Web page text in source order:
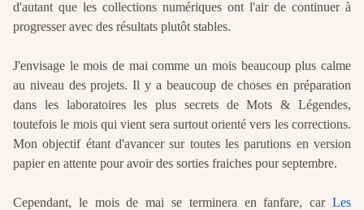
d'autant que les collections numériques ont l'air de continuer à
progresser avec des résultats plutôt stables.
J'envisage le mois de mai comme un mois beaucoup plus calme
au niveau des projets. Il y a beaucoup de choses en préparation
dans les laboratoires les plus secrets de Mots & Légendes,
toutefois le mois qui vient sera surtout orienté vers les corrections.
Mon objectif étant d'avancer sur toutes les parutions en version
papier en attente pour avoir des sorties fraiches pour septembre.
Cependant, le mois de mai se terminera en fanfare, car Les